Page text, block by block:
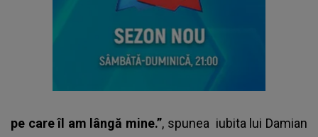
pe care îl am lângă mine.”, spunea iubita lui Damian